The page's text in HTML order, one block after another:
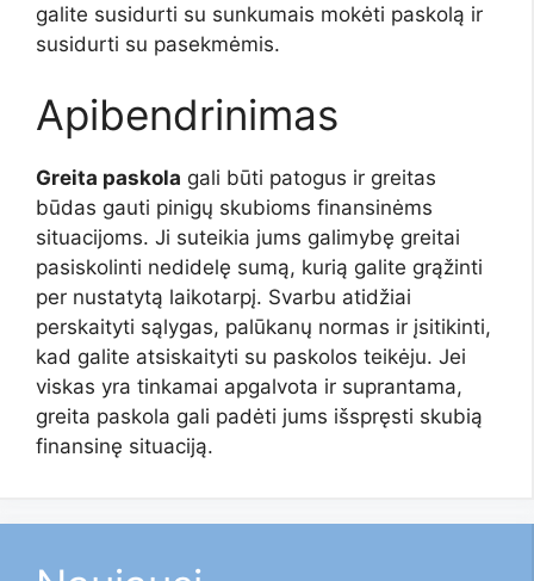
galite susidurti su sunkumais mokėti paskolą ir
susidurti su pasekmėmis.
Apibendrinimas
Greita paskola gali būti patogus ir greitas
būdas gauti pinigų skubioms finansinėms
situacijoms. Ji suteikia jums galimybę greitai
pasiskolinti nedidelę sumą, kurią galite grąžinti
per nustatytą laikotarpį. Svarbu atidžiai
perskaityti sąlygas, palūkanų normas ir įsitikinti,
kad galite atsiskaityti su paskolos teikėju. Jei
viskas yra tinkamai apgalvota ir suprantama,
greita paskola gali padėti jums išspręsti skubią
finansinę situaciją.